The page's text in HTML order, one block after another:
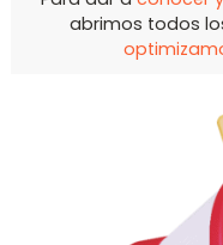
abrimos todos